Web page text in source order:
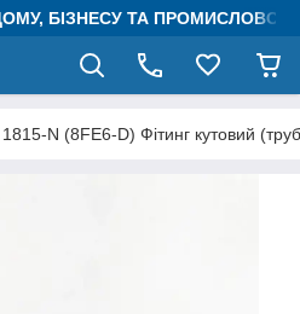
БІЗНЕСУ ТА
1815-N (8FE6-D) Фітинг кутовий